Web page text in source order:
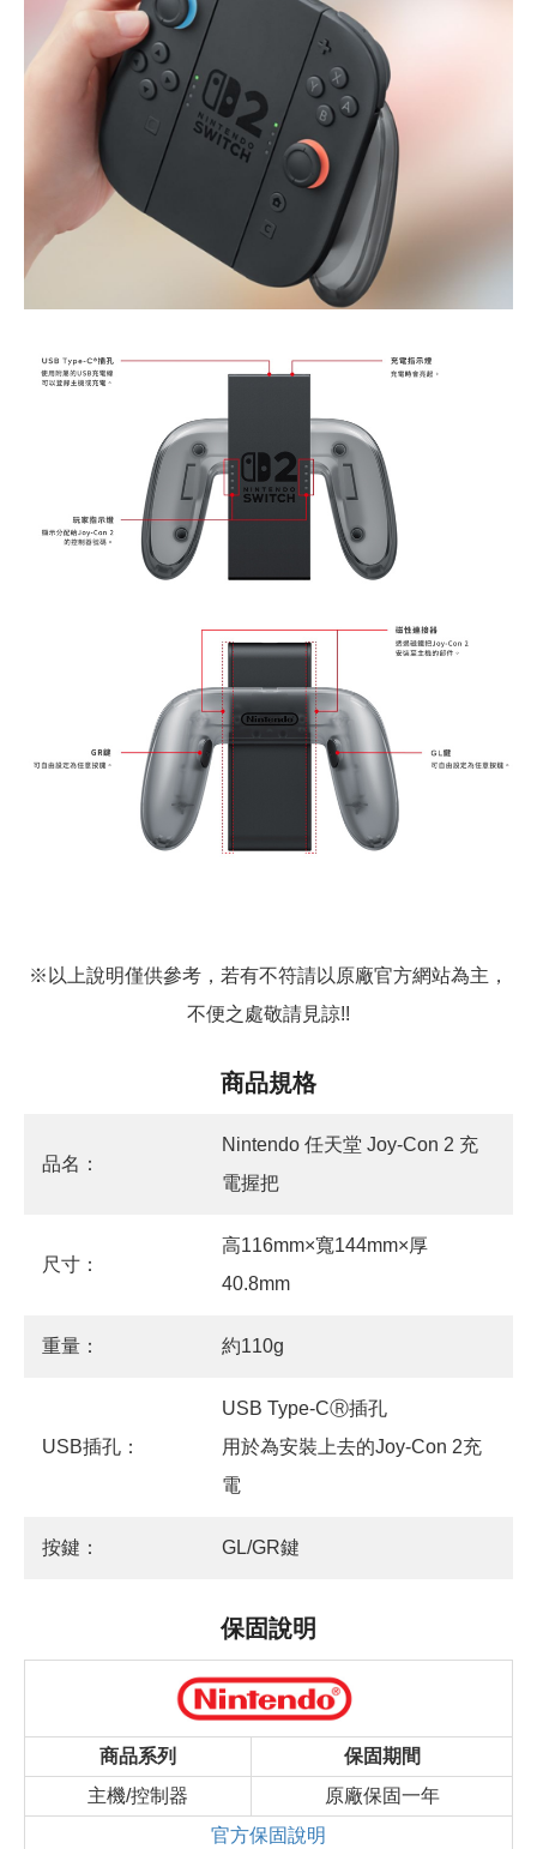
※以上說明僅供參考，若有不符請以原廠官方網站為主，
不便之處敬請見諒!!
商品規格
品名：
Nintendo 任天堂 Joy-Con 2 充
電握把
尺寸：
高116mm×寬144mm×厚
40.8mm
重量： 約110g
USB插孔：
USB Type-CⓇ插孔
用於為安裝上去的Joy-Con 2充
電
按鍵： GL/GR鍵
保固說明
商品系列
保固期間
主機/控制器
原廠保固一年
官方保固說明